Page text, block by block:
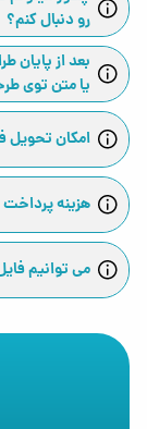
معرفی خدمات
ماندگاری
یک طراحی
حرفه‌ای از
خدمات
در طرح کهن
کسب‌وکار
طراحی
مناسب برای:
معرفی شرکت
معرفی خدمات
رو دنبال کنم؟
بعد از
یا متن توی
امکان
هزینه
می توانیم